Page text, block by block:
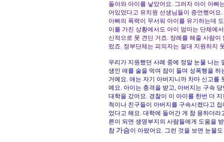
돌아와 아이를 낳았어요. 그러자 아이 아빠
어있었다고 유치원 선생님들이 증언했어
아빠의 폭력이 무서워 아이를 유기하는데
이를 가진 상황에서도 아이 엄마는 단체에
신적으로 못 견딘 거죠. 장례를 해줄 사람
렀죠. 정부단체는 피의자는 절대 지원하지
우리가 지원했던 사례 중에 정말 눈물 나는
생인 애를 술을 먹여 잠이 들며 성폭행을
거예요. 애는 자기 아버지니까 차마 신고를
예요. 아이는 충격을 받고, 아버지는 구속
대학을 갔어요. 경찰이 이 아이를 한번 더
척이나 친구들이 아버지를 구속시켰다고
었다고 해요. 대학에 들어간 게 참 용하더
른이 되면 생명부지의 사람들에게 도움을
참 가슴이 아팠어요. 그런 것을 보면 눈물